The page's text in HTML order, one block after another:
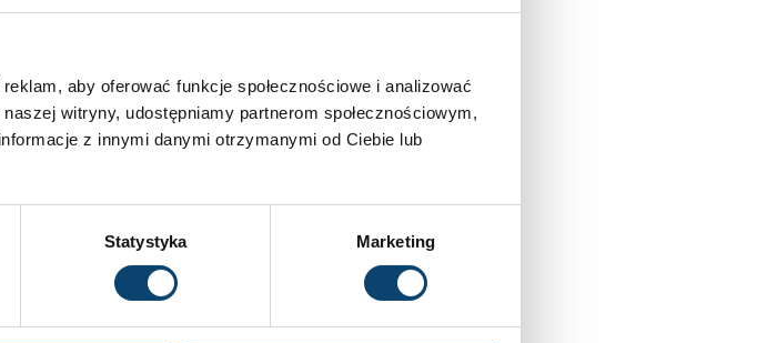
aby oferować funkcje społecznościowe i analizować
witryny, udostępniamy partnerom społecznościowym,
z innymi danymi otrzymanymi od Ciebie lub
Statystyka Marketing